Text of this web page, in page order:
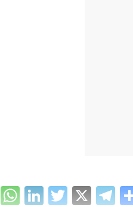
Facebook
WhatsApp
LinkedIn
Twitter
X